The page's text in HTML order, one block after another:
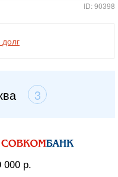
ID: 90398
3
000 р.